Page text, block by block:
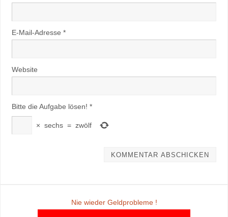
E-Mail-Adresse *
Website
Bitte die Aufgabe lösen! *
× sechs = zwölf
Nie wieder Geldprobleme !